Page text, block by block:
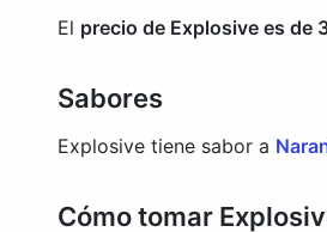
El precio de Explosive es de
Sabores
Explosive tiene sabor a
Cómo tomar